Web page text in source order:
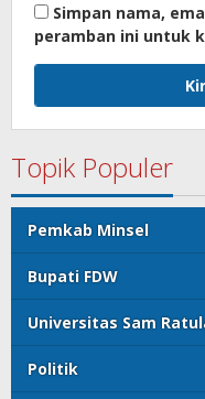
Simpan nama,
peramban ini untuk
Topik Populer
Pemkab Minsel
Bupati FDW
Universitas Sam
Politik